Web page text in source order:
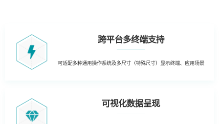
跨平台多终端支持
可适配多种通用操作系统及多尺寸（特殊尺寸）显示终端、应用场景
可视化数据呈现